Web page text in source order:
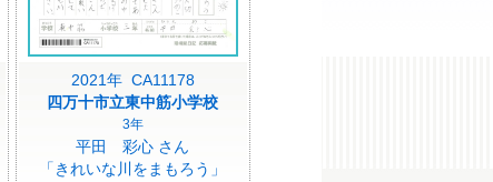
2021年 CA11178
四万十市立東中筋小学校
3年
平田 彩心 さん
「きれいな川をまもろう」